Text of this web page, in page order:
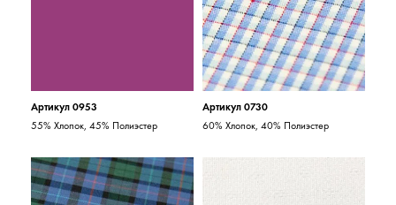
Артикул 0953
55% Хлопок, 45% Полиэстер
Артикул 0730
60% Хлопок, 40% Полиэстер